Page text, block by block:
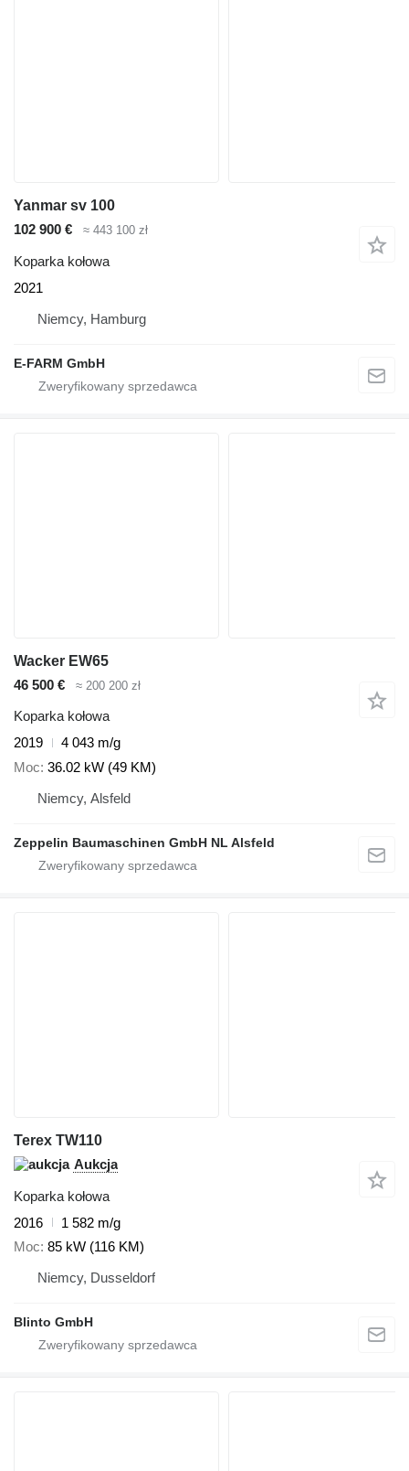
Yanmar sv 100
102 900 €
≈ 443 100 zł
Koparka kołowa
2021
Niemcy, Hamburg
E-FARM GmbH
Wacker EW65
46 500 €
≈ 200 200 zł
Koparka kołowa
2019
4 043 m/g
Moc 36.02 kW (49 KM)
Niemcy, Alsfeld
Zeppelin Baumaschinen GmbH NL Alsfeld
Terex TW110
Aukcja
Koparka kołowa
2016
1 582 m/g
Moc 85 kW (116 KM)
Niemcy, Dusseldorf
Blinto GmbH